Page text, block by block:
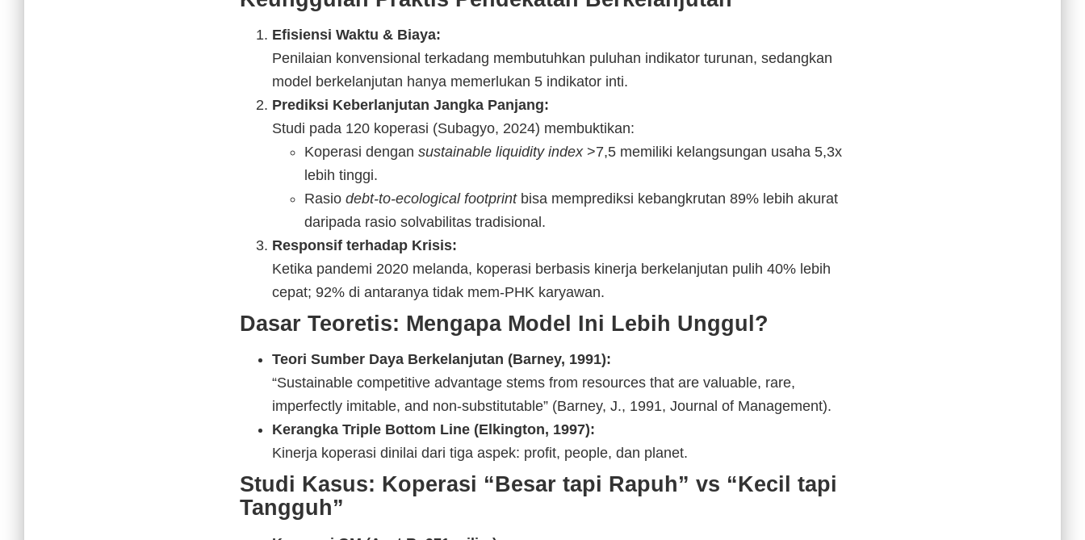
Efisiensi Waktu & Biaya:
Penilaian konvensional terkadang membutuhkan puluhan indikator turunan, sedangkan
model berkelanjutan hanya memerlukan 5 indikator inti.
Prediksi Keberlanjutan Jangka Panjang:
Studi pada 120 koperasi (Subagyo, 2024) membuktikan:
Koperasi dengan sustainable liquidity index>7,5 memiliki kelangsungan usaha 5,3x
lebih tinggi.
Rasio debt-to-ecological footprintbisa memprediksi kebangkrutan 89% lebih akurat
daripada rasio solvabilitas tradisional.
Responsif terhadap Krisis:
Ketika pandemi 2020 melanda, koperasi berbasis kinerja berkelanjutan pulih 40% lebih
cepat; 92% di antaranya tidak mem-PHK karyawan.
Dasar Teoretis: Mengapa Model Ini Lebih Unggul?
Teori Sumber Daya Berkelanjutan (Barney, 1991):
“Sustainable competitive advantage stems from resources that are valuable, rare,
imperfectly imitable, and non-substitutable” (Barney, J., 1991, Journal of Management).
Kerangka Triple Bottom Line (Elkington, 1997):
Kinerja koperasi dinilai dari tiga aspek: profit, people, dan planet.
Studi Kasus: Koperasi “Besar tapi Rapuh” vs “Kecil tapi
Tangguh”